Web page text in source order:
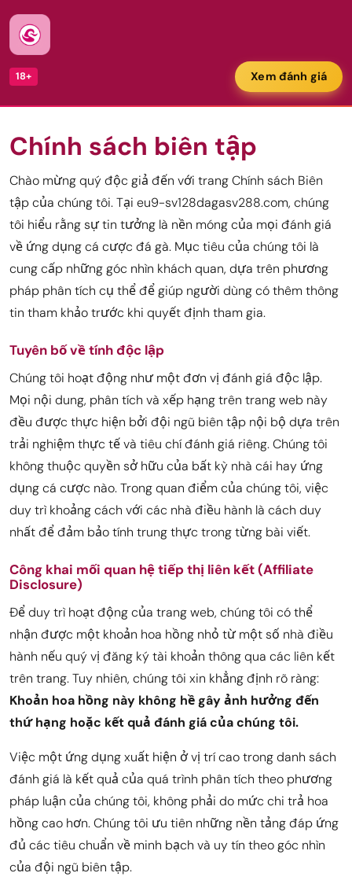
18+ Xem đánh giá
Chính sách biên tập
Chào mừng quý độc giả đến với trang Chính sách Biên
tập của chúng tôi. Tại eu9-sv128dagasv288.com, chúng
tôi hiểu rằng sự tin tưởng là nền móng của mọi đánh giá
về ứng dụng cá cược đá gà. Mục tiêu của chúng tôi là
cung cấp những góc nhìn khách quan, dựa trên phương
pháp phân tích cụ thể để giúp người dùng có thêm thông
tin tham khảo trước khi quyết định tham gia.
Tuyên bố về tính độc lập
Chúng tôi hoạt động như một đơn vị đánh giá độc lập.
Mọi nội dung, phân tích và xếp hạng trên trang web này
đều được thực hiện bởi đội ngũ biên tập nội bộ dựa trên
trải nghiệm thực tế và tiêu chí đánh giá riêng. Chúng tôi
không thuộc quyền sở hữu của bất kỳ nhà cái hay ứng
dụng cá cược nào. Trong quan điểm của chúng tôi, việc
duy trì khoảng cách với các nhà điều hành là cách duy
nhất để đảm bảo tính trung thực trong từng bài viết.
Công khai mối quan hệ tiếp thị liên kết (Affiliate
Disclosure)
Để duy trì hoạt động của trang web, chúng tôi có thể
nhận được một khoản hoa hồng nhỏ từ một số nhà điều
hành nếu quý vị đăng ký tài khoản thông qua các liên kết
trên trang. Tuy nhiên, chúng tôi xin khẳng định rõ ràng:
Khoản hoa hồng này không hề gây ảnh hưởng đến
thứ hạng hoặc kết quả đánh giá của chúng tôi.
Việc một ứng dụng xuất hiện ở vị trí cao trong danh sách
đánh giá là kết quả của quá trình phân tích theo phương
pháp luận của chúng tôi, không phải do mức chi trả hoa
hồng cao hơn. Chúng tôi ưu tiên những nền tảng đáp ứng
đủ các tiêu chuẩn về minh bạch và uy tín theo góc nhìn
của đội ngũ biên tập.